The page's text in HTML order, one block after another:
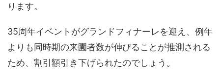
ります。
35周年イベントがグランドフィナーレを迎え、例年
よりも同時期の来園者数が伸びることが推測される
ため、割引額引き下げられたのでしょう。